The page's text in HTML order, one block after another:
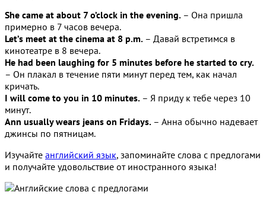
She came at about 7 o’clock in the evening. – Она пришла
примерно в 7 часов вечера.
Let’s meet at the cinema at 8 p.m. – Давай встретимся в
кинотеатре в 8 вечера.
He had been laughing for 5 minutes before he started to cry.
– Он плакал в течение пяти минут перед тем, как начал
кричать.
I will come to you in 10 minutes. – Я приду к тебе через 10
минут.
Ann usually wears jeans on Fridays. – Анна обычно надевает
джинсы по пятницам.
Изучайте английский язык, запоминайте слова с предлогами
и получайте удовольствие от иностранного языка!